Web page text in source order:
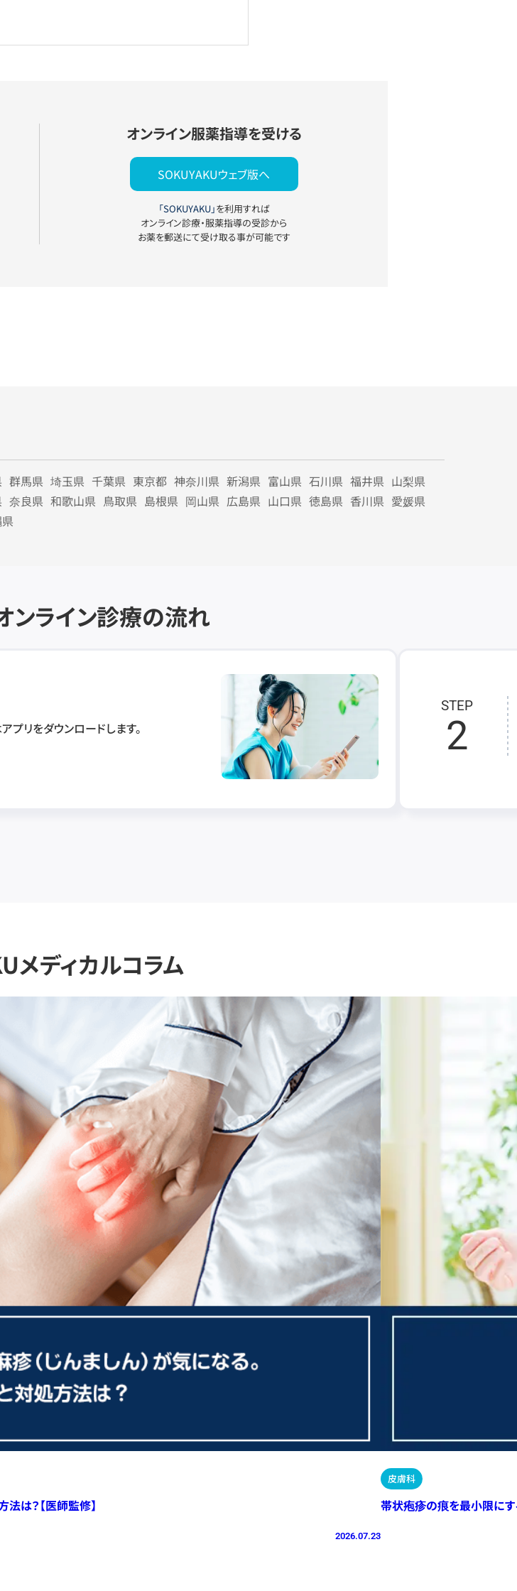
オンライン服薬指導を受ける
SOKUYAKUウェブ版へ
「SOKUYAKU」を利用すれば
オンライン診療・服薬指導の受診から
お薬を郵送にて受け取る事が可能です
群馬県 埼玉県 千葉県 東京都 神奈川県 新潟県 富山県 石川県 福井県 山梨県
奈良県 和歌山県 鳥取県 島根県 岡山県 広島県 山口県 徳島県 香川県 愛媛県
ンライン診療の流れ
プリをダウンロードします。
STEP
2
メディカルコラム
は？【医師監修】
2026.07.23
皮膚科
帯状疱疹の痕を最小限にす